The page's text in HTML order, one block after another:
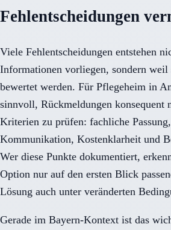
Fehlentscheidungen
Viele Fehlentscheidungen entstehen
Informationen vorliegen, sondern weil
bewertet werden. Für Pflegeheim in
sinnvoll, Rückmeldungen konsequent
Kriterien zu prüfen: fachliche
Kommunikation, Kostenklarheit und
Wer diese Punkte dokumentiert,
Option nur auf den ersten Blick
Lösung auch unter veränderten
Gerade im Bayern-Kontext ist das